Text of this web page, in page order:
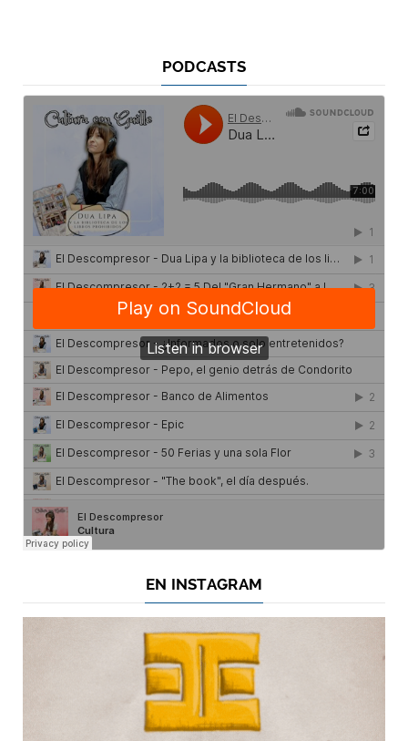
PODCASTS
EN INSTAGRAM